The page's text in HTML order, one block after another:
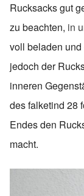
Rucksacks gut
zu beachten, in
voll beladen
jedoch der
inneren
des falketind 28
Endes den
macht.